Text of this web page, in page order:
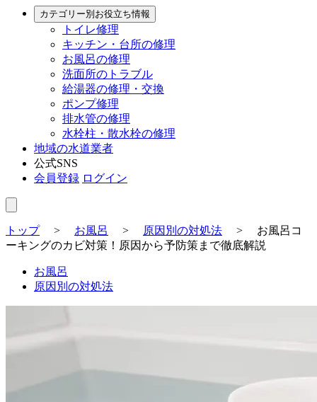
カテゴリー別お役立ち情報
トイレ修理
キッチン・台所の修理
お風呂の修理
洗面所のトラブル
給湯器の修理・交換
ポンプ修理
排水管の修理
水栓柱・散水栓の修理
地域の水道業者
公式SNS
会員登録 ログイン
トップ> お風呂 > 原因別の対処法 > お風呂コ
ーキングのカビ対策！原因から予防策まで徹底解説
お風呂
原因別の対処法